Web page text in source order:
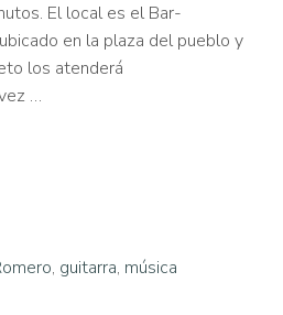
El local es el Bar-
en la plaza del pueblo y
los atenderá
…
, guitarra, música